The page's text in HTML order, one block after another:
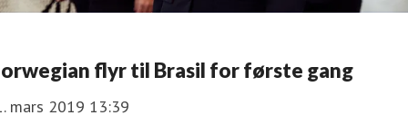
flyr til Brasil for første gang
mars 2019 13:39